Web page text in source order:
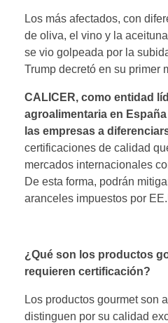
Los más afectados, con
de oliva, el vino y la
se vio golpeada por la
Trump decretó en su primer
CALICER, como entidad
agroalimentaria en
las empresas a
certificaciones de calidad
mercados internacionales
De esta forma, podrán
aranceles impuestos por
¿Qué son los productos
requieren certificación?
Los productos gourmet son
distinguen por su calidad